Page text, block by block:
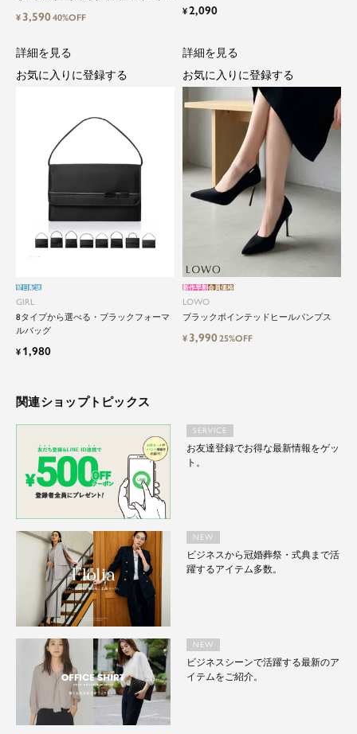
Floliaの提案するスーツです。
品よく艶やかに着こなすことのできる女性らしい
感のあるブラックフォーマルまで幅広くご提案さ
¥ 3,59040%OFF
¥2,090
GIRL
8タイプから選べる・ブラックフォーマ
ルバッグ
翌日配送
¥ 1,980
詳細を見る
お気に入りに登録する
LOWO
ブラックポインテッドヒールパンプス
新作早割会員価格
¥ 3,99025%OFF
詳細を見る
お気に入りに登録する
関連ショップトピックス
SERVICE
お友達登録でお得な最新情報をゲッ
ト。
NEW
ビジネスから冠婚葬祭・式典まで活
躍するアイテム多数。
NEW
ビジネスシーンで活躍する最新のア
イテムをご紹介。